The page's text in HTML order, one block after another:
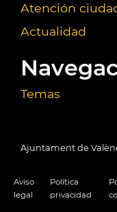
Atención
Actualidad
Temas
Ajuntament de
Aviso
legal
Política
privacidad